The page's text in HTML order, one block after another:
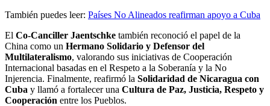
También puedes leer: Países No Alineados reafirman apoyo a Cuba
El Co-Canciller Jaentschke también reconoció el papel de la
China como un Hermano Solidario y Defensor del
Multilateralismo, valorando sus iniciativas de Cooperación
Internacional basadas en el Respeto a la Soberanía y la No
Injerencia. Finalmente, reafirmó la Solidaridad de Nicaragua con
Cuba y llamó a fortalecer una Cultura de Paz, Justicia, Respeto y
Cooperación entre los Pueblos.